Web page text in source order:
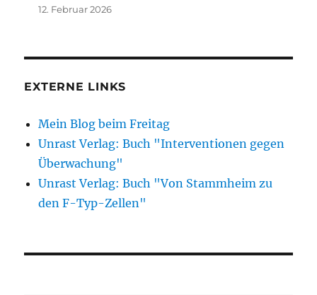
12. Februar 2026
EXTERNE LINKS
Mein Blog beim Freitag
Unrast Verlag: Buch "Interventionen gegen
Überwachung"
Unrast Verlag: Buch "Von Stammheim zu
den F-Typ-Zellen"